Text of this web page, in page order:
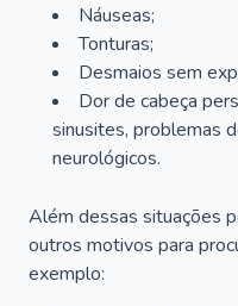
Náuseas;
Tonturas;
Desmaios sem
Dor de cabeça
sinusites, problemas
neurológicos.
Além dessas situações
outros motivos para
exemplo: